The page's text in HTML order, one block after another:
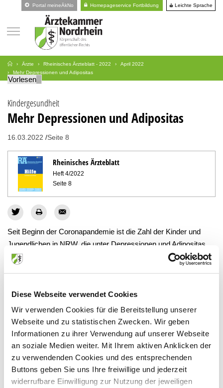
Diese Webseite verwendet Cookies
Wir verwenden Cookies für die Bereitstellung unserer
Webseite und zu statistischen Zwecken. Wir geben
Informationen zu ihrer Verwendung auf unserer Webseite
an soziale Medien weiter. Mit Ihrem aktiven Anklicken der
zu verwendenden Cookies und des entsprechenden
Buttons geben Sie uns Ihre freiwillige und jederzeit
widerrufbare Einwilligung zur Nutzung der jeweiligen
Portal meineÄkNo Homepageservice Fortbildung Leichte Sprache
Ärzte Rheinisches Ärzteblatt - 2022
April 2022
Mehr Depressionen und Adipositas
Vorlesen
Kindergesundheit
Mehr Depressionen und Adipositas
16.03.2022 Seite 8
Rheinisches Ärzteblatt
Heft 4/2022
Seite 8
Seit Beginn der Coronapandemie ist die Zahl der Kinder und
Jugendlichen in NRW, die unter Depressionen und Adipositas
leiden, gestiegen. Nach Angaben der DAK Gesundheit waren
Zahl der Jugendlichen zwischen 15 und 17 Jahren, die erstmals
wegen einer Depression behandelt werden mussten, stieg um
zwei Prozent. Zusätzlich beobachtete die DAK vor allem in den
Städten einen Rückgang der Vorsorgeuntersuchungen für
Kinder (U3-9) und Jugendliche (J1) von mehr als zwei Prozent.